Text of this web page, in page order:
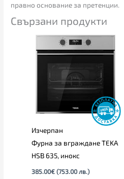
правно основание за претенции.
Свързани продукти
Изчерпан
Фурна за вграждане TEKA
HSB 635, инокс
385.00€ (753.00 лв.)